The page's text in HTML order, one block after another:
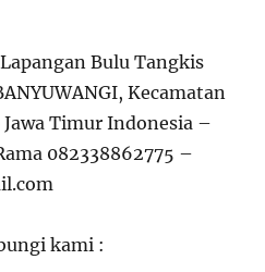
Bulu Tangkis
Kecamatan
Timur Indonesia –
082338862775 –
kami :